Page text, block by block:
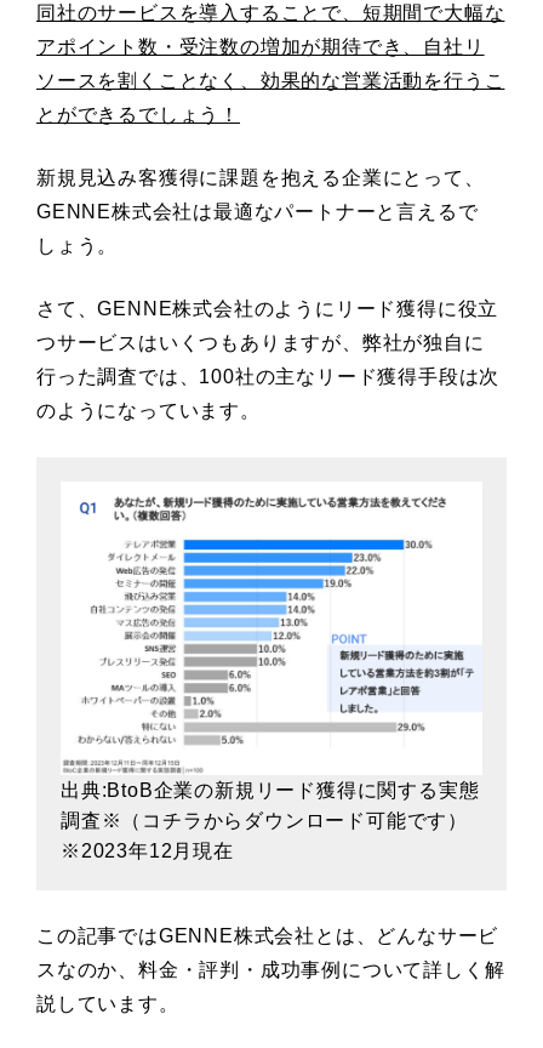
同社のサービスを導入することで、短期間で大幅な
アポイント数・受注数の増加が期待でき、自社リ
ソースを割くことなく、効果的な営業活動を行うこ
とができるでしょう！
新規見込み客獲得に課題を抱える企業にとって、
GENNE株式会社は最適なパートナーと言えるで
しょう。
さて、GENNE株式会社のようにリード獲得に役立
つサービスはいくつもありますが、弊社が独自に
行った調査では、100社の主なリード獲得手段は次
のようになっています。
出典:BtoB企業の新規リード獲得に関する実態
調査※（ コチラからダウンロード可能です）
※2023年12月現在
この記事ではGENNE株式会社とは、どんなサービ
スなのか、料金・評判・成功事例について詳しく解
説しています。